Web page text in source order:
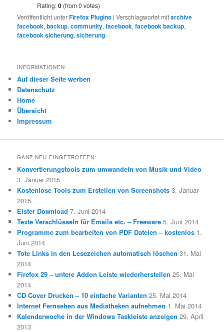
Rating:0 (from 0 votes)
Veröffentlicht unterFirefox Plugins |Verschlagwortet mitarchive
facebook,backup,community,facebook,facebook backup,
facebook sicherung,sicherung
INFORMATIONEN
Auf dieser Seite werben
Datenschutz
Home
Übersicht
Impressum
GANZ NEU EINGETROFFEN:
Konvertierungstools zum umwandeln von Musik und Video
3. Januar 2015
Kostenlose Tools zum Erstellen von Screenshots 3. Januar
2015
Elster Download 7. Juni 2014
Texte Verschlüsseln für Emails etc. – Freeware 5. Juni 2014
Programme zum bearbeiten von PDF Dateien – kostenlos 1.
Juni 2014
Tote Links in den Lesezeichen automatisch löschen 31. Mai
2014
Firefox 29 – untere Addon Leiste wiederherstellen 25. Mai
2014
CD Cover Drucken – 10 einfache Varianten 25. Mai 2014
Internet Fernsehen aus Mediatheken aufnehmen 1. Mai 2014
Kalenderwoche in der Windows Taskleiste anzeigen 29. April
2013